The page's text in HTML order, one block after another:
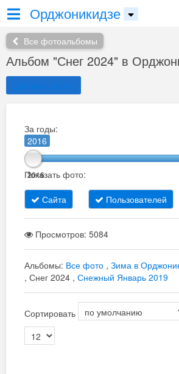
Орджоникидзе
Все фотоальбомы
Альбом "Снег 2024" в
Добавить фото
За годы:
2016
2016
Показать фото:
Сайта Пользователей
Просмотров: 5084
Альбомы: Все фото , Зима в
, Снег 2024 , Снежный Январь 2019
Сортировать